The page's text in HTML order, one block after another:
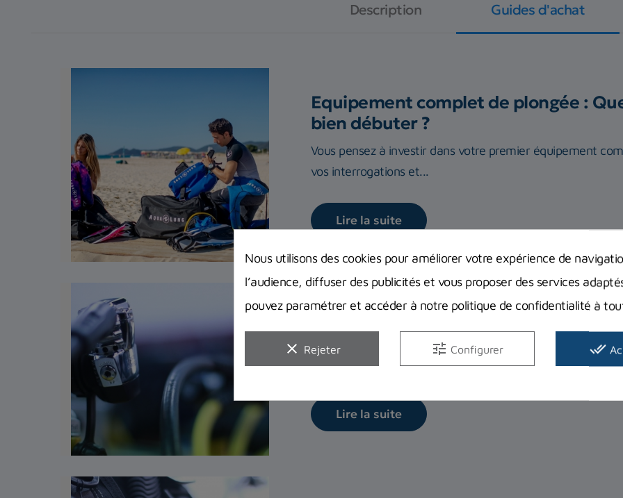
Description Guides d'achat
Equipement complet de plongée :
bien débuter ?
Vous pensez à investir dans votre premier équipement
vos interrogations et...
Lire la suite
Choisir son détendeur de plongée
Notre équipe vous a préparé plusieurs conseils pour
différents critères...
Lire la suite
Nous utilisons des cookies pour améliorer votre expérience de
l’audience, diffuser des publicités et vous proposer des services
pouvez paramétrer et accéder à notre politique de confidentialité à
clear Rejeter tune Configurer done_all